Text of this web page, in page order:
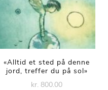
«Alltid et sted på denne
jord, treffer du på sol»
kr. 800.00